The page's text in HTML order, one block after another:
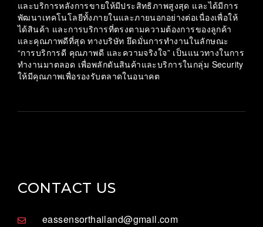
และบริการหลังการขายให้มีประสิทธิภาพสูงสุด และได้มีการ
พัฒนาเทคโนโลยีทั้งภายในและภายนอกอย่างต่อเนื่องเพื่อให้
ได้สินค้า และการบริการที่ตรงตามความต้องการของลูกค้า
และคุณภาพดีที่สุด ทางบริษัท ยึดมั่นการทำงานในลักษณะ
“การบริการดี คุณภาพดี และความจริงใจ” เป็นแนวทางในการ
ทำงานมาตลอด เพื่อพลักดันสินค้าและบริการในกลุ่ม Security
ให้มีคุณภาพเพื่อรองรับตลาดในอนาคต
CONTACT US
eassensorthailand@gmail.com